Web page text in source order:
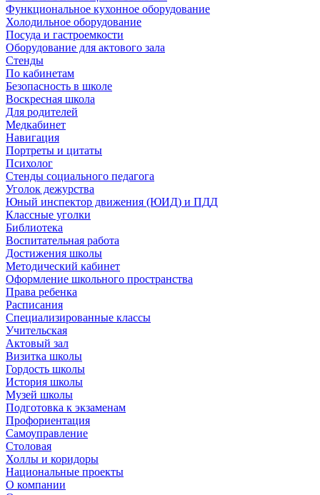
Функциональное кухонное оборудование
Холодильное оборудование
Посуда и гастроемкости
Оборудование для актового зала
Стенды
По кабинетам
Безопасность в школе
Воскресная школа
Для родителей
Медкабинет
Навигация
Портреты и цитаты
Психолог
Стенды социального педагога
Уголок дежурства
Юный инспектор движения (ЮИД) и ПДД
Классные уголки
Библиотека
Воспитательная работа
Достижения школы
Методический кабинет
Оформление школьного пространства
Права ребенка
Расписания
Специализированные классы
Учительская
Актовый зал
Визитка школы
Гордость школы
История школы
Музей школы
Подготовка к экзаменам
Профориентация
Самоуправление
Столовая
Холлы и коридоры
Национальные проекты
О компании